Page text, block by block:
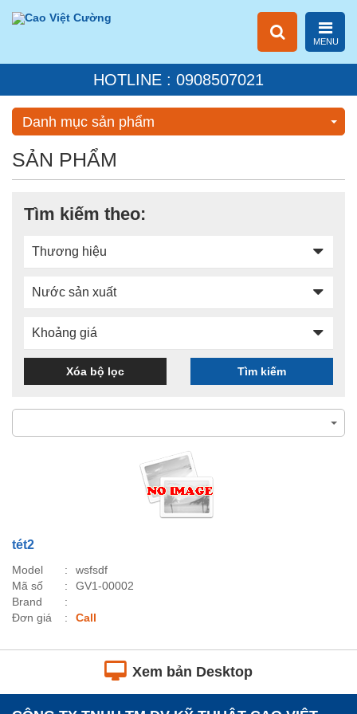
MENU
HOTLINE : 0908507021
Danh mục sản phẩm
SẢN PHẨM
Tìm kiếm theo:
Thương hiệu
Nước sản xuất
Khoảng giá
Xóa bộ lọc Tìm kiếm
tét2
Model
wsfsdf
Mã số
GV1-00002
Brand
Đơn giá
Call
Xem bản Desktop